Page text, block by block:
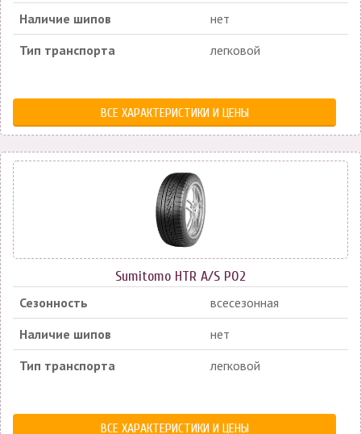
Наличие шипов
нет
Тип транспорта
легковой
ВСЕ ХАРАКТЕРИСТИКИ И ЦЕНЫ
Sumitomo HTR A/S P02
Сезонность
всесезонная
Наличие шипов
нет
Тип транспорта
легковой
ВСЕ ХАРАКТЕРИСТИКИ И ЦЕНЫ